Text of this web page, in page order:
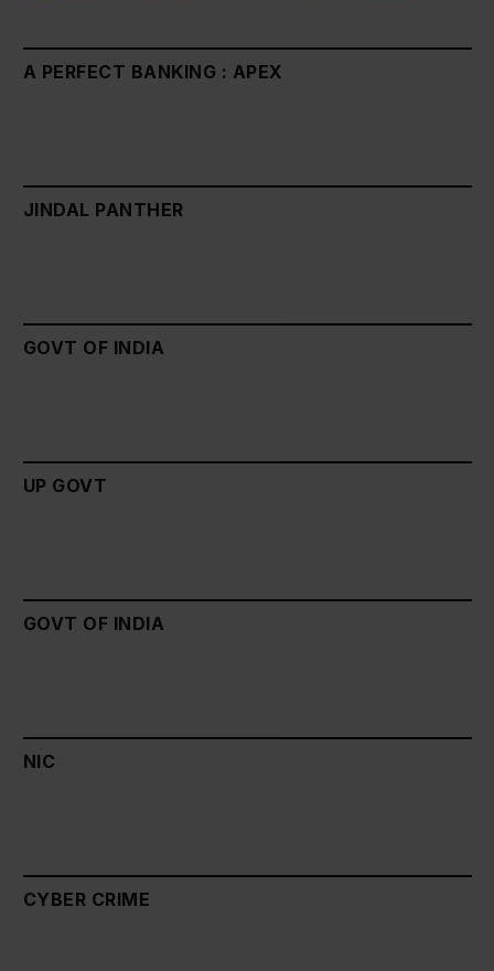
A PERFECT BANKING : APEX
JINDAL PANTHER
GOVT OF INDIA
UP GOVT
GOVT OF INDIA
NIC
CYBER CRIME